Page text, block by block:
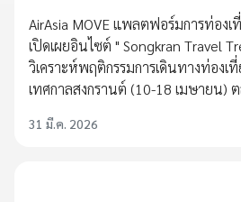
AirAsia MOVE แพลตฟอร์มการท่อง
เปิดเผยอินไซต์ " Songkran Travel
วิเคราะห์พฤติกรรมการเดินทางท่องเ
เทศกาลสงกรานต์ (10-18 เมษายน)
31 มี.ค. 2026